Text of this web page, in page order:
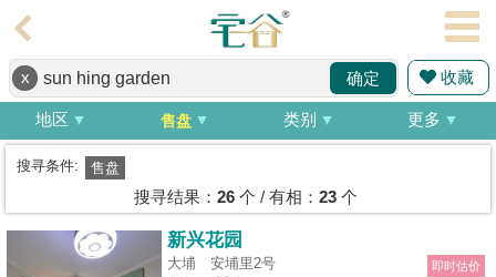
理
主
页
搵
成
x 确定 收藏
地区 售盘 类别 更多
搜寻条件: 售盘
搜寻结果： 26个 / 有相： 23个
即时估价
新兴花园
大埔 安埔里2号